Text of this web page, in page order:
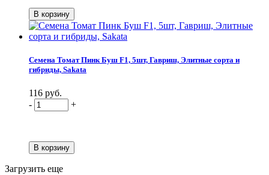
Семена Томат Пинк Буш F1, 5шт, Гавриш, Элитные сорта и
гибриды, Sakata
116 руб.
-
+
Загрузить еще